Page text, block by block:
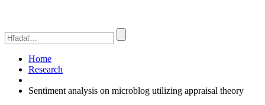
Home
Research
Sentiment analysis on microblog utilizing appraisal theory